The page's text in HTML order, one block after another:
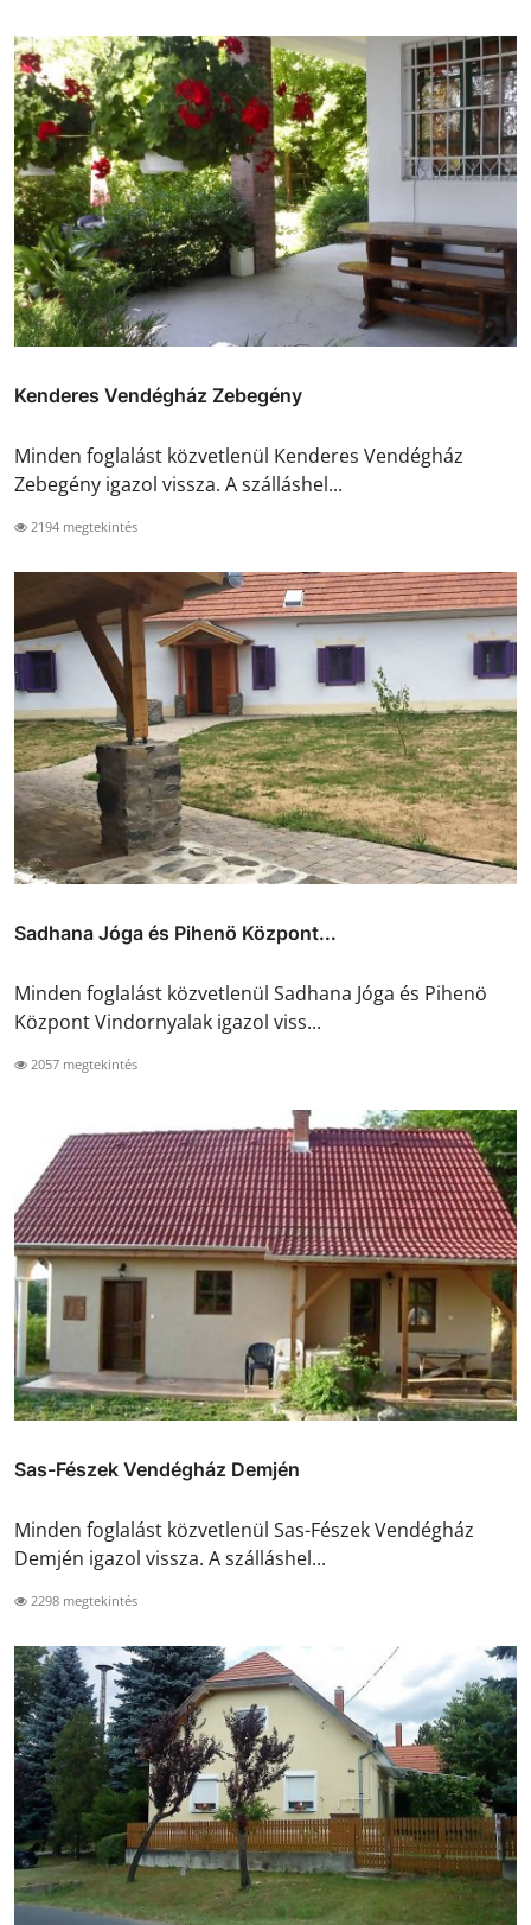
Kenderes Vendégház Zebegény
Minden foglalást közvetlenül Kenderes Vendégház
Zebegény igazol vissza. A szálláshel...
2194 megtekintés
Sadhana Jóga és Pihenö Központ...
Minden foglalást közvetlenül Sadhana Jóga és Pihenö
Központ Vindornyalak igazol viss...
2057 megtekintés
Sas-Fészek Vendégház Demjén
Minden foglalást közvetlenül Sas-Fészek Vendégház
Demjén igazol vissza. A szálláshel...
2298 megtekintés